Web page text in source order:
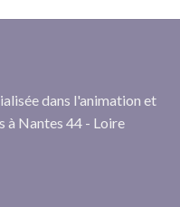
dans l'animation et
à Nantes 44 - Loire